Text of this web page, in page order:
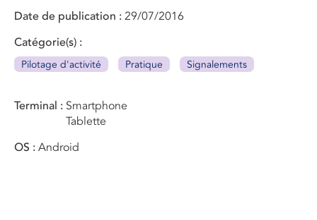
Date de publication
29/07/2016
Catégorie(s)
Pilotage d'activité Pratique Signalements
Terminal
Smartphone
Tablette
OS
Android